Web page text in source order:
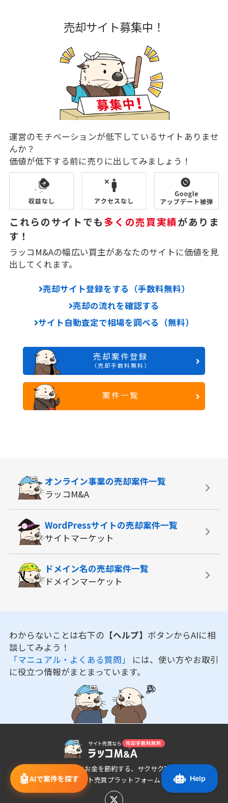
売却サイト募集中！
運営のモチベーションが低下しているサイトありませ
んか？
価値が低下する前に売りに出してみましょう！
これらのサイトでも多くの売買実績がありま
す！
ラッコM&Aの幅広い買主があなたのサイトに価値を見
出してくれます。
売却サイト登録をする（手数料無料）
売却の流れを確認する
サイト自動査定で相場を調べる（無料）
売却案件登録
（売却手数料無料）
案件一覧
🤖AIで案件を探す
オンライン事業の売却案件一覧
ラッコM&A
WordPressサイトの売却案件一覧
サイトマーケット
ドメイン名の売却案件一覧
ドメインマーケット
わからないことは右下の 【ヘルプ】 ボタンからAIに相
談してみよう！
「マニュアル・よくある質問」 には、使い方やお取引
に役立つ情報がまとまっています。
あなたの時間とお金を節約する、サクサク取引でき
るサイト売買プラットフォーム